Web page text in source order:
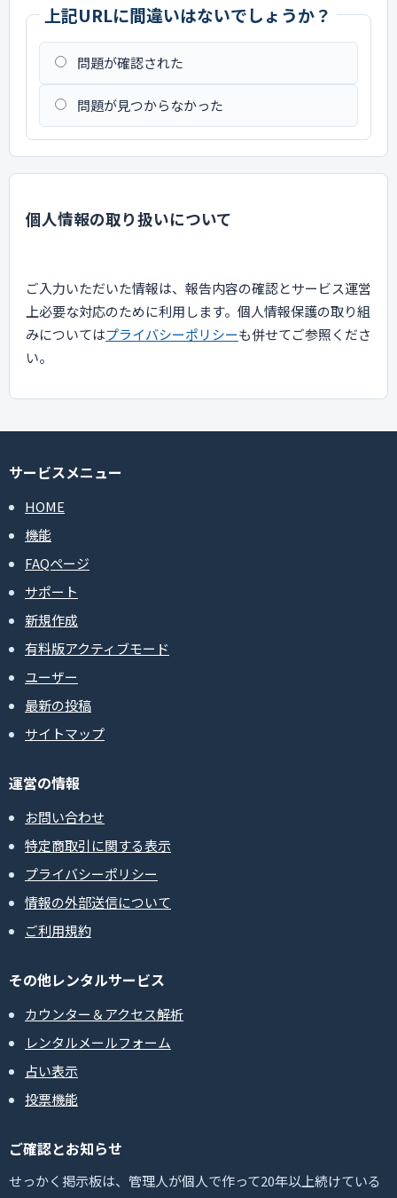
上記URLに間違いはないでしょうか？
問題が確認された
問題が見つからなかった
個人情報の取り扱いについて
ご入力いただいた情報は、報告内容の確認とサービス運営
上必要な対応のために利用します。個人情報保護の取り組
みについてはプライバシーポリシーも併せてご参照くださ
い。
サービスメニュー
HOME
機能
FAQページ
サポート
新規作成
有料版アクティブモード
ユーザー
最新の投稿
サイトマップ
運営の情報
お問い合わせ
特定商取引に関する表示
プライバシーポリシー
情報の外部送信について
ご利用規約
その他レンタルサービス
カウンター＆アクセス解析
レンタルメールフォーム
占い表示
投票機能
ご確認とお知らせ
せっかく掲示板は、管理人が個人で作って20年以上続けている